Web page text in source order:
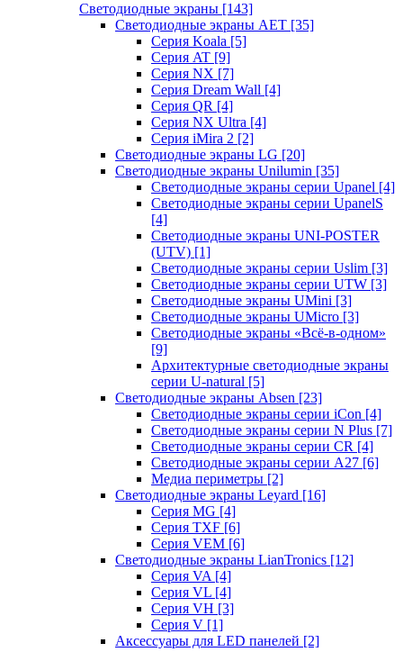
Светодиодные экраны [143]
Светодиодные экраны AET [35]
Cерия Koala [5]
Серия AT [9]
Серия NX [7]
Серия Dream Wall [4]
Серия QR [4]
Серия NX Ultra [4]
Серия iMira 2 [2]
Светодиодные экраны LG [20]
Светодиодные экраны Unilumin [35]
Светодиодные экраны серии Upanel [4]
Светодиодные экраны серии UpanelS
[4]
Светодиодные экраны UNI-POSTER
(UTV) [1]
Светодиодные экраны серии Uslim [3]
Светодиодные экраны серии UTW [3]
Светодиодные экраны UMini [3]
Светодиодные экраны UMicro [3]
Светодиодные экраны «Всё-в-одном»
[9]
Архитектурные светодиодные экраны
серии U-natural [5]
Светодиодные экраны Absen [23]
Светодиодные экраны серии iCon [4]
Светодиодные экраны серии N Plus [7]
Светодиодные экраны серии CR [4]
Светодиодные экраны серии А27 [6]
Медиа периметры [2]
Светодиодные экраны Leyard [16]
Серия MG [4]
Серия TXF [6]
Серия VEM [6]
Светодиодные экраны LianTronics [12]
Серия VA [4]
Серия VL [4]
Серия VH [3]
Серия V [1]
Аксессуары для LED панелей [2]